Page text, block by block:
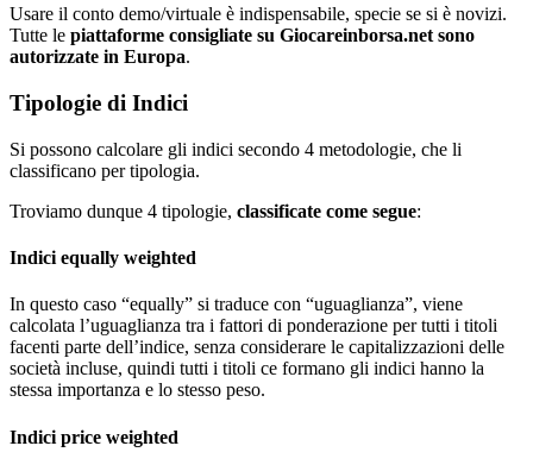
Usare il conto demo/virtuale è indispensabile, specie se si è novizi.
Tutte le piattaforme consigliate su Giocareinborsa.net sono
autorizzate in Europa.
Tipologie di Indici
Si possono calcolare gli indici secondo 4 metodologie, che li
classificano per tipologia.
Troviamo dunque 4 tipologie, classificate come segue:
Indici equally weighted
In questo caso “equally” si traduce con “uguaglianza”, viene
calcolata l’uguaglianza tra i fattori di ponderazione per tutti i titoli
facenti parte dell’indice, senza considerare le capitalizzazioni delle
società incluse, quindi tutti i titoli ce formano gli indici hanno la
stessa importanza e lo stesso peso.
Indici price weighted